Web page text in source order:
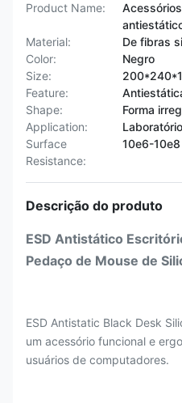
Product Name:
Material:
De fibras
Color:
Negro
Size:
Feature:
Shape:
Forma
Application:
Surface
Resistance:
10e6-
Descrição do produto
ESD Antistático
Pedaço de Mouse de
ESD Antistatic Black Desk
um acessório funcional e
usuários de computadores.